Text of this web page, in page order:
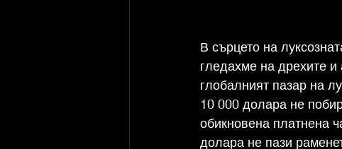
В сърцето на
гледахме на дрехите и
глобалният пазар на
10 000 долара не
обикновена платнена
долара не пази